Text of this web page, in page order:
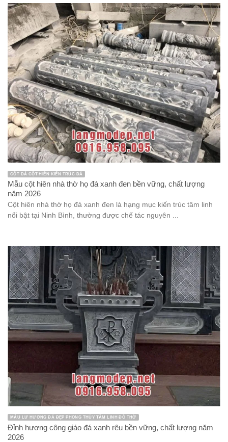
CỘT ĐÁ CỘT HIÊN KIẾN TRÚC ĐÁ
Mẫu cột hiên nhà thờ họ đá xanh đen bền vững, chất lượng
năm 2026
Cột hiên nhà thờ họ đá xanh đen là hạng mục kiến trúc tâm linh
nổi bật tại Ninh Bình, thường được chế tác nguyên ...
MẪU LƯ HƯƠNG ĐÁ ĐẸP PHONG THỦY TÂM LINH ĐỒ THỜ
Đỉnh hương công giáo đá xanh rêu bền vững, chất lượng năm
2026